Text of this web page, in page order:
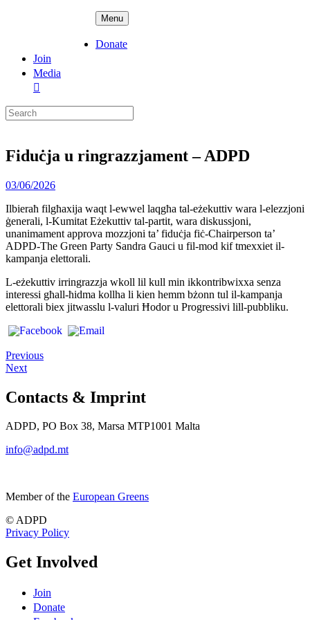
Menu
Donate
Join
Media
Search
for:
Fiduċja u ringrazzjament – ADPD
Posted
03/06/2026
Ilbieraħ filgħaxija waqt l-ewwel laqgħa tal-eżekuttiv wara l-elezzjoni
ġenerali, l-Kumitat Eżekuttiv tal-partit, wara diskussjoni,
unanimament approva mozzjoni ta’ fiduċja fiċ-Chairperson ta’
ADPD-The Green Party Sandra Gauci u fil-mod kif tmexxiet il-
kampanja elettorali.
L-eżekuttiv irringrazzja wkoll lil kull min ikkontribwixxa senza
interessi għall-ħidma kollha li kien hemm bżonn tul il-kampanja
elettorali biex jitwasslu l-valuri Ħodor u Progressivi lill-pubbliku.
Previous
Next
Contacts & Imprint
ADPD, PO Box 38, Marsa MTP1001 Malta
info@adpd.mt
Member of the European Greens
© ADPD
Privacy Policy
Get Involved
Join
Donate